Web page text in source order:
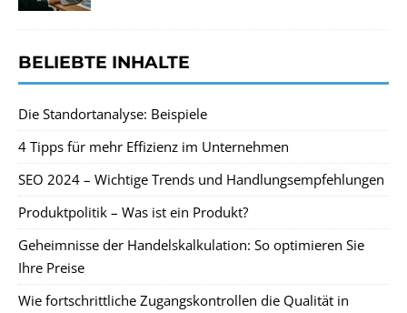
BELIEBTE INHALTE
Die Standortanalyse: Beispiele
4 Tipps für mehr Effizienz im Unternehmen
SEO 2024 – Wichtige Trends und Handlungsempfehlungen
Produktpolitik – Was ist ein Produkt?
Geheimnisse der Handelskalkulation: So optimieren Sie
Ihre Preise
Wie fortschrittliche Zugangskontrollen die Qualität in